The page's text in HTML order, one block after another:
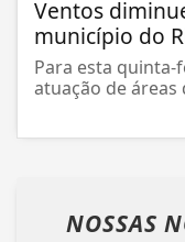
Ventos
município do
Para esta quinta-
atuação de áreas
NOSSAS